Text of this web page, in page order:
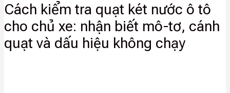
Cách kiểm tra quạt két nước ô tô
cho chủ xe: nhận biết mô-tơ, cánh
quạt và dấu hiệu không chạy